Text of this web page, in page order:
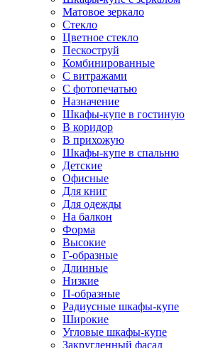
Матовое зеркало
Стекло
Цветное стекло
Пескоструй
Комбинированные
С витражами
С фотопечатью
Назначение
Шкафы-купе в гостиную
В коридор
В прихожую
Шкафы-купе в спальню
Детские
Офисные
Для книг
Для одежды
На балкон
Форма
Высокие
Г-образные
Длинные
Низкие
П-образные
Радиусные шкафы-купе
Широкие
Угловые шкафы-купе
Закругленный фасад